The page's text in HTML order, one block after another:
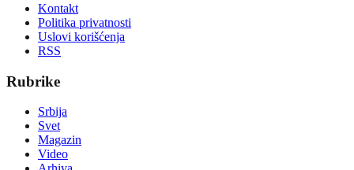
Kontakt
Politika privatnosti
Uslovi korišćenja
RSS
Rubrike
Srbija
Svet
Magazin
Video